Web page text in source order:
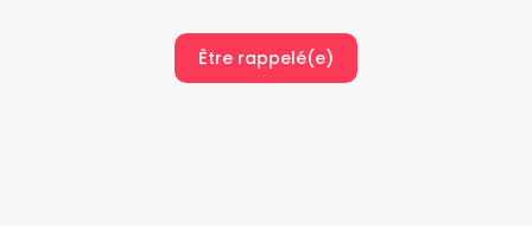
Être rappelé(e)